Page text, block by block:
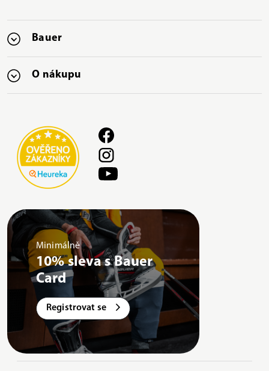
Bauer
O nákupu
Minimálně
10% sleva s Bauer
Card
Registrovat se